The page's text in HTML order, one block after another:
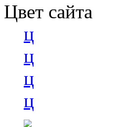
Цвет сайта
ц
ц
ц
ц